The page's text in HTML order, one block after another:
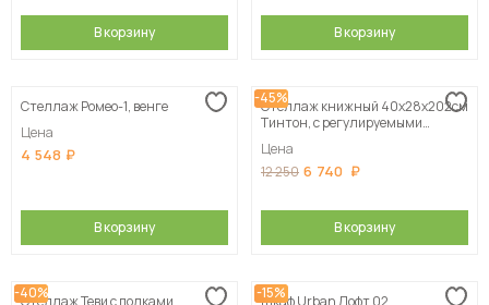
В корзину В корзину
Стеллаж Ромео-1, венге
Цена
4 548
В корзину
-45%
Стеллаж книжный 40x28x202см
Тинтон, с регулируемыми
Цена
12 250 6 740
В корзину
-40%
Стеллаж Теви с полками
-15%
Шкаф Urban Лофт 02